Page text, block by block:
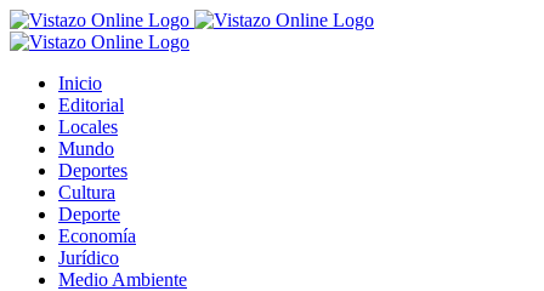
Saltar
al
Inicio
Editorial
Locales
Mundo
Deportes
Cultura
Deporte
Economía
Jurídico
Medio Ambiente